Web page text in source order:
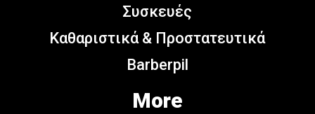
Συσκευές
Καθαριστικά & Προστατευτικά
Barberpil
More